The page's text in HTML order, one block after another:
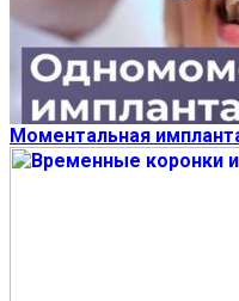
Моментальная